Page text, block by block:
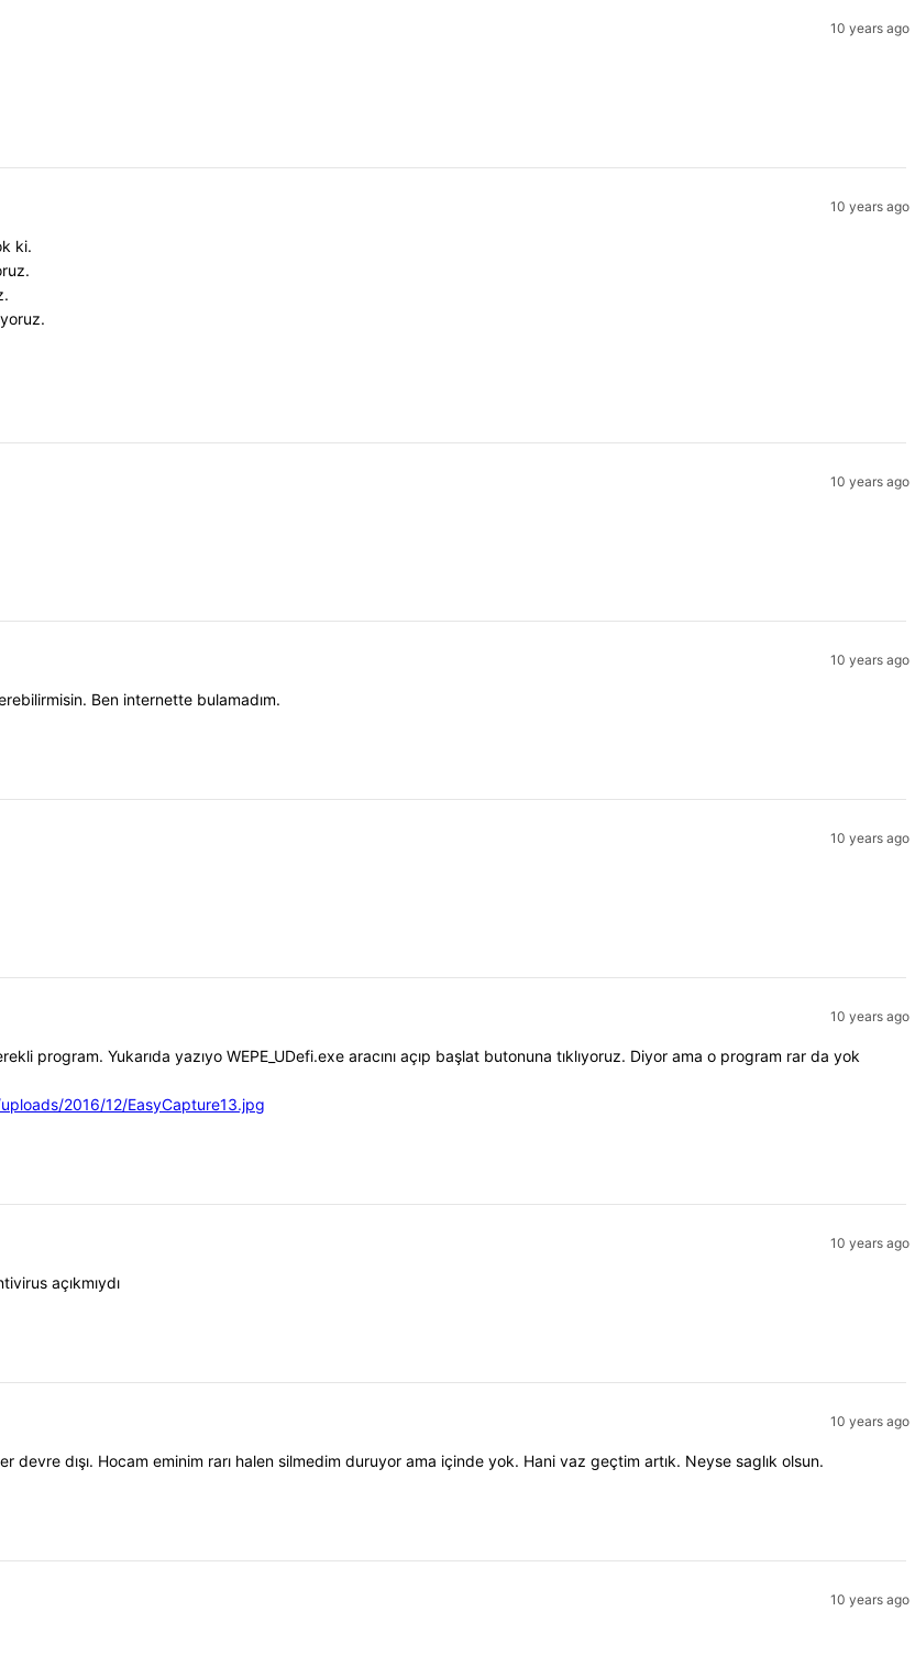
10 years ago
10 years ago
ki.
10 years ago
10 years ago
Ben internette bulamadım.
10 years ago
10 years ago
program. Yukarıda yazıyo WEPE_UDefi.exe aracını açıp başlat butonuna tıklıyoruz. Diyor ama o program rar da yok
2016/12/EasyCapture13.jpg
10 years ago
açıkmıydı
10 years ago
devre dışı. Hocam eminim rarı halen silmedim duruyor ama içinde yok. Hani vaz geçtim artık. Neyse saglık olsun.
10 years ago